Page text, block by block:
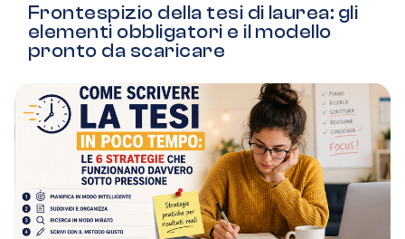
Frontespizio della tesi di laurea: gli
elementi obbligatori e il modello
pronto da scaricare